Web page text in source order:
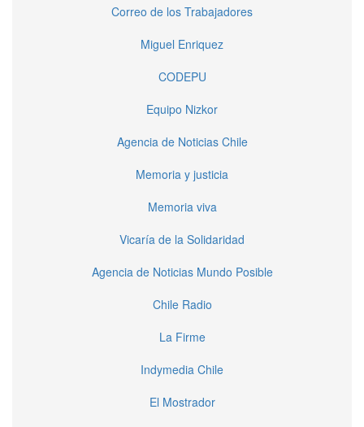
Correo de los Trabajadores
Miguel Enriquez
CODEPU
Equipo Nizkor
Agencia de Noticias Chile
Memoria y justicia
Memoria viva
Vicaría de la Solidaridad
Agencia de Noticias Mundo Posible
Chile Radio
La Firme
Indymedia Chile
El Mostrador